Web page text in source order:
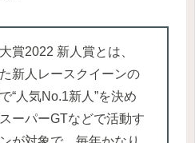
賞2022 新人賞とは、
新人レースクイーンの
“人気No.1新人”を決め
ーパーGTなどで活動す